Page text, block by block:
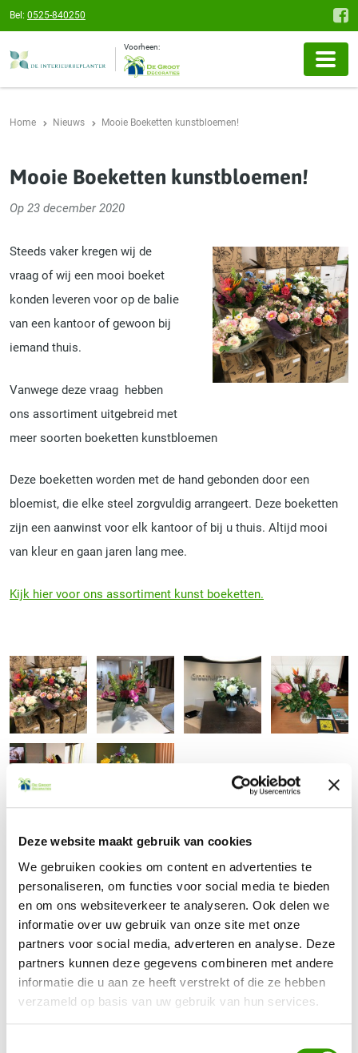
Deze website maakt gebruik van cookies
We gebruiken cookies om content en advertenties te
personaliseren, om functies voor social media te bieden
en om ons websiteverkeer te analyseren. Ook delen we
informatie over uw gebruik van onze site met onze
partners voor social media, adverteren en analyse. Deze
partners kunnen deze gegevens combineren met andere
informatie die u aan ze heeft verstrekt of die ze hebben
verzameld op basis van uw gebruik van hun services.
Bel: 0525-840250
Voorheen:
Home Nieuws Mooie Boeketten kunstbloemen!
Mooie Boeketten kunstbloemen!
Op 23 december 2020
Steeds vaker kregen wij de
vraag of wij een mooi boeket
konden leveren voor op de balie
van een kantoor of gewoon bij
iemand thuis.
Vanwege deze vraag hebben
ons assortiment uitgebreid met
meer soorten boeketten kunstbloemen
Deze boeketten worden met de hand gebonden door een
bloemist, die elke steel zorgvuldig arrangeert. Deze boeketten
zijn een aanwinst voor elk kantoor of bij u thuis. Altijd mooi
van kleur en gaan jaren lang mee.
Kijk hier voor ons assortiment kunst boeketten.
Terug naar het overzicht